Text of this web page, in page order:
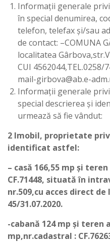
Informaţii generale
în special denumirea,
telefon, telefax şi/sau
de contact: –COMUNA
localitatea
CUI 4562044,TEL.0258/
mail-girbova@ab.e-
Informaţii generale
special descrierea şi
urmează să fie vândut:
2 Imobil, proprietate
identificat astfel:
– casă 166,55 mp și
CF.71448, situată în
nr.509,cu acces direct
45/31.07.2020.
-cabană 124 mp și teren
mp,nr.cadastral :